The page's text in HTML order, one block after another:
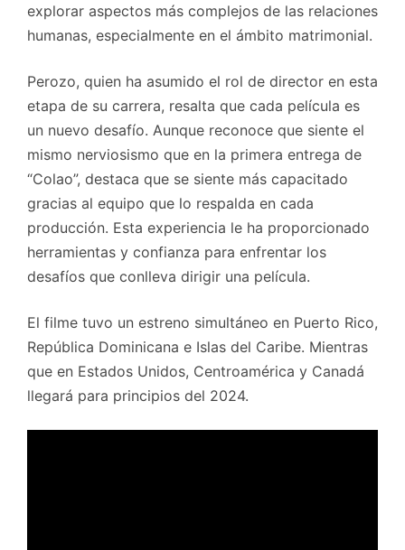
explorar aspectos más complejos de las relaciones
humanas, especialmente en el ámbito matrimonial.
Perozo, quien ha asumido el rol de director en esta
etapa de su carrera, resalta que cada película es
un nuevo desafío. Aunque reconoce que siente el
mismo nerviosismo que en la primera entrega de
“Colao”, destaca que se siente más capacitado
gracias al equipo que lo respalda en cada
producción. Esta experiencia le ha proporcionado
herramientas y confianza para enfrentar los
desafíos que conlleva dirigir una película.
El filme tuvo un estreno simultáneo en Puerto Rico,
República Dominicana e Islas del Caribe. Mientras
que en Estados Unidos, Centroamérica y Canadá
llegará para principios del 2024.